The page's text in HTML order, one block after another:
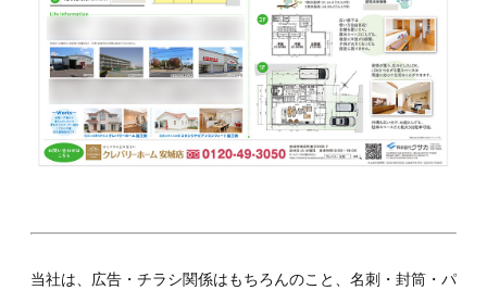
当社は、広告・チラシ関係はもちろんのこと、名刺・封筒・パ